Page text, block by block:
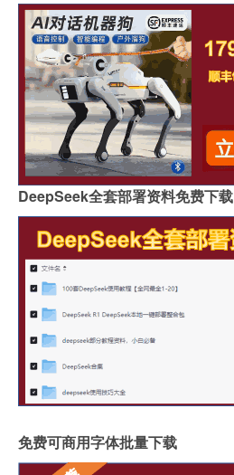
DeepSeek全套部署资料免费下载
免费可商用字体批量下载